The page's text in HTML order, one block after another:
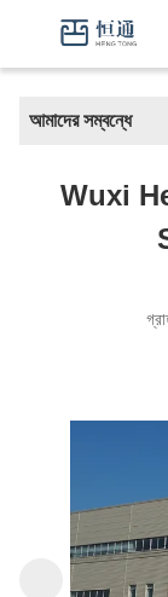
আমাদের সম্বন্ধে
Wuxi